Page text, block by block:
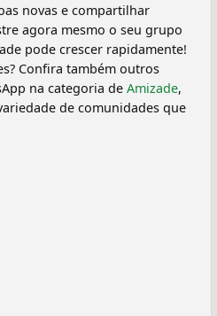
novas e compartilhar
agora mesmo o seu grupo
pode crescer rapidamente!
Confira também outros
na categoria de Amizade,
de comunidades que